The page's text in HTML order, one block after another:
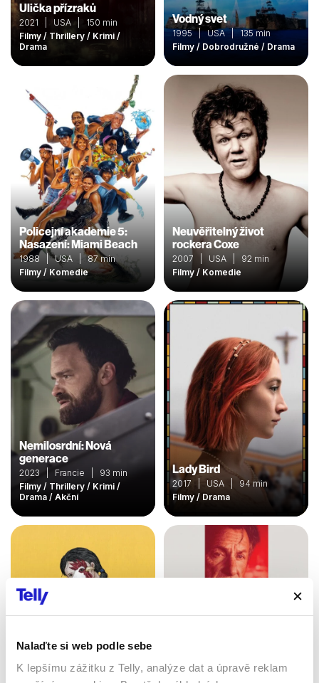
Nalaďte si web podle sebe
K lepšímu zážitku z Telly, analýze dat a úpravě reklam
Ulička přízraků
2021 | USA | 150 min
Filmy / Thrillery / Krimi /
Drama
Vodný svet
1995 | USA | 135 min
Filmy / Dobrodružné / Drama
Policejní akademie 5:
Nasazení: Miami Beach
1988 | USA | 87 min
Filmy / Komedie
Neuvěřitelný život
rockera Coxe
2007 | USA | 92 min
Filmy / Komedie
Nemilosrdní: Nová
generace
2023 | Francie | 93 min
Filmy / Thrillery / Krimi /
Drama / Akční
Lady Bird
2017 | USA | 94 min
Filmy / Drama